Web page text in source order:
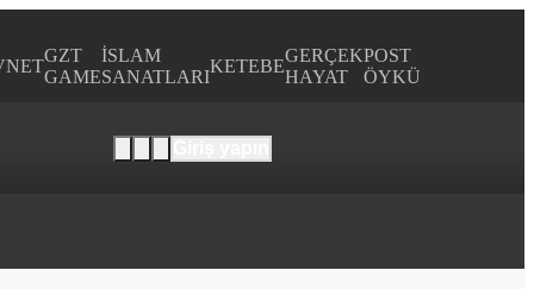
GZT
GAME
İSLAM
SANATLARI
KETEBE
GERÇEK
HAYAT
POST
ÖYKÜ